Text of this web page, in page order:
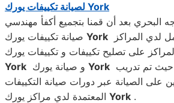
York
البحري بعد أن قمنا بتجميع أكفأ مهندسي
York
على تصليح تكييفات و تكييفات يورك
York
York
على الصيانة عبر دورات صيانة التكييفات
York .